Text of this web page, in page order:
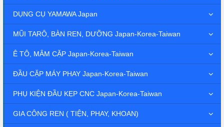
DỤNG CỤ YAMAWA Japan
MŨI TARÔ, BÀN REN, DƯỠNG Japan-Korea-Taiwan
Ê TÔ, MÂM CẶP Japan-Korea-Taiwan
ĐẦU CẶP MÁY PHAY Japan-Korea-Taiwan
PHỤ KIỆN ĐẦU KẸP CNC Japan-Korea-Taiwan
GIA CÔNG REN ( TIỆN, PHAY, KHOAN)